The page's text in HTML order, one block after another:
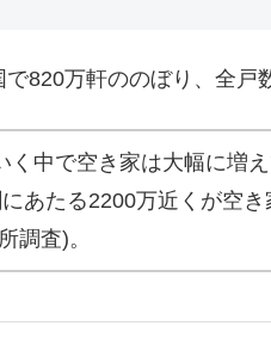
820万軒ののぼり、全戸
く中で空き家は大幅に増
あたる2200万近くが空
調査)。